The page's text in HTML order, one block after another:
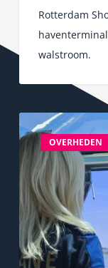
Rotterdam
walstroom.
OVERHEDEN
Varen
met
de
overheid